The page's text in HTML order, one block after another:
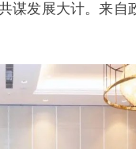
发展大计。来